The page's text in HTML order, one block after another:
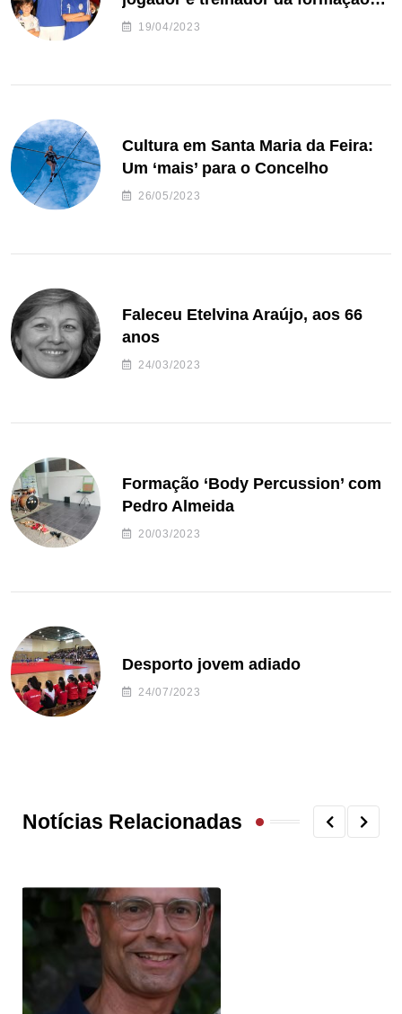
de andebol do Feirense
19/04/2023
Cultura em Santa Maria da Feira:
Um ‘mais’ para o Concelho
26/05/2023
Faleceu Etelvina Araújo, aos 66
anos
24/03/2023
Formação ‘Body Percussion’ com
Pedro Almeida
20/03/2023
Desporto jovem adiado
24/07/2023
Notícias Relacionadas